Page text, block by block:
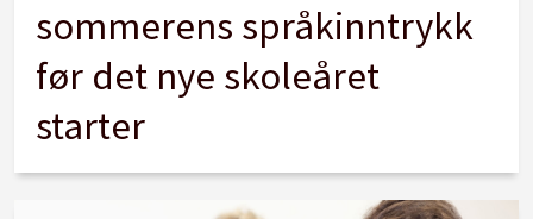
sommerens språkinntrykk
før det nye skoleåret
starter